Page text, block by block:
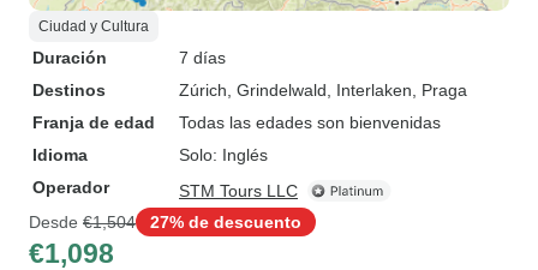
Ciudad y Cultura
Duración
7 días
Destinos
Zúrich , Grindelwald , Interlaken , Praga
Franja de edad
Todas las edades son bienvenidas
Idioma
Solo: Inglés
Operador
STM Tours LLC
Desde €1,504 27% de descuento
€1,098